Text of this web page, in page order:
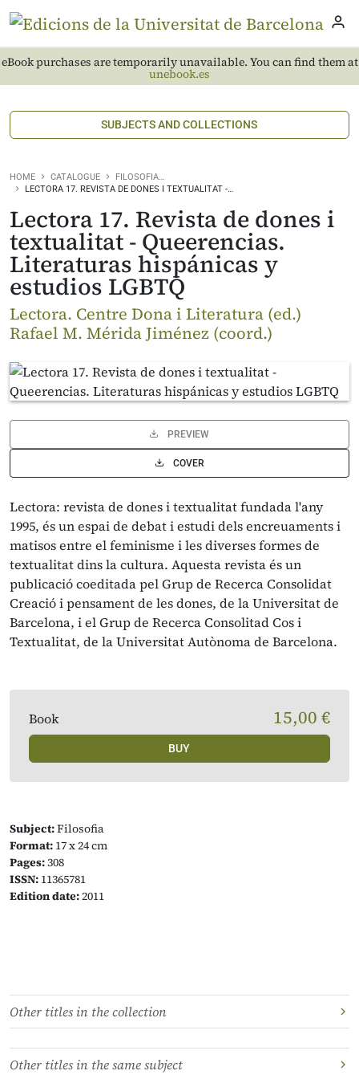
eBook purchases are temporarily unavailable. You can find them at
unebook.es
SUBJECTS AND COLLECTIONS
HOME CATALOGUE
FILOSOFIA…
LECTORA 17. REVISTA DE DONES I TEXTUALITAT -…
Lectora 17. Revista de dones i
textualitat - Queerencias.
Literaturas hispánicas y
estudios LGBTQ
Lectora. Centre Dona i Literatura (ed.)
Rafael M. Mérida Jiménez (coord.)
PREVIEW
COVER
Lectora: revista de dones i textualitat fundada l'any
1995, és un espai de debat i estudi dels encreuaments i
matisos entre el feminisme i les diverses formes de
textualitat dins la cultura. Aquesta revista és un
publicació coeditada pel Grup de Recerca Consolidat
Creació i pensament de les dones, de la Universitat de
Barcelona, i el Grup de Recerca Consolitad Cos i
Textualitat, de la Universitat Autònoma de Barcelona.
Subject:Filosofia
Format: 17 x 24 cm
Pages:308
ISSN: 11365781
Edition date:2011
Book 15,00 €
BUY
Other titles in the collection
Other titles in the same subject